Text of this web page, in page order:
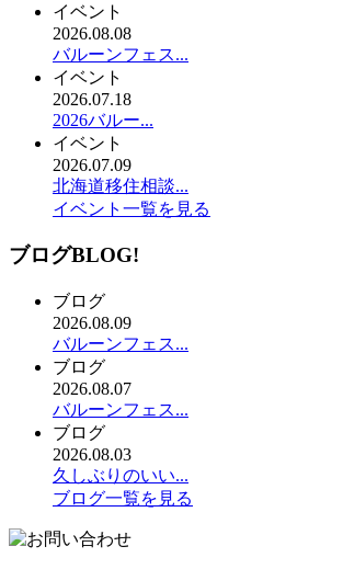
イベント
2026.08.08
バルーンフェス...
イベント
2026.07.18
2026バルー...
イベント
2026.07.09
北海道移住相談...
イベント一覧を見る
ブログBLOG!
ブログ
2026.08.09
バルーンフェス...
ブログ
2026.08.07
バルーンフェス...
ブログ
2026.08.03
久しぶりのいい...
ブログ一覧を見る